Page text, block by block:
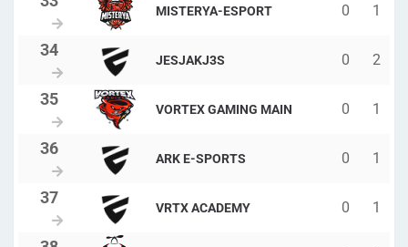
MISTERYA-ESPORT 0 1
JESJAKJ3S 0 2
VORTEX GAMING MAIN 0 1
ARK E-SPORTS 0 1
VRTX ACADEMY 0 1